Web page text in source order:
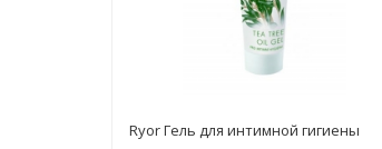
Ryor Гель для интимной гигиены